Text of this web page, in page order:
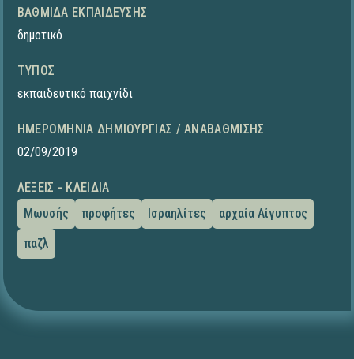
ΒΑΘΜΊΔΑ ΕΚΠΑΊΔΕΥΣΗΣ
δημοτικό
ΤΎΠΟΣ
εκπαιδευτικό παιχνίδι
ΗΜΕΡΟΜΗΝΊΑ ΔΗΜΙΟΥΡΓΊΑΣ / ΑΝΑΒΆΘΜΙΣΗΣ
02/09/2019
ΛΈΞΕΙΣ - ΚΛΕΙΔΙΆ
Μωυσής
προφήτες Ισραηλίτες
αρχαία Αίγυπτος
παζλ